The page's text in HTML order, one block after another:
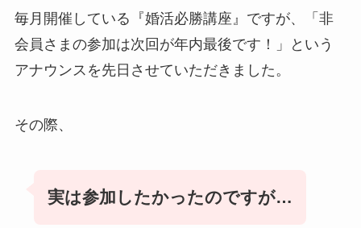
毎月開催している『婚活必勝講座』ですが、「非
会員さまの参加は次回が年内最後です！」という
アナウンスを先日させていただきました。
その際、
実は参加したかったのですが…